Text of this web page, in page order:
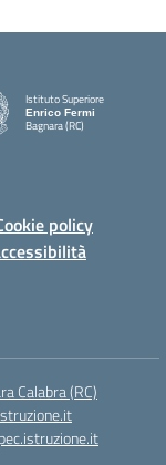
Istituto Superiore
Enrico Fermi
Bagnara (RC)
— Visita la pagina iniziale
policy
Calabra (RC)